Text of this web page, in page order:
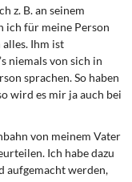
z. B. an seinem
ich für meine Person
alles. Ihm ist
niemals von sich in
sprachen. So haben
wird es mir ja auch bei
von meinem Vater
Ich habe dazu
aufgemacht werden,